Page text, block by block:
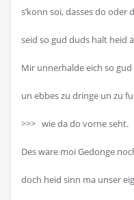
s’konn soi, dasses do oder
seid so gud duds halt heid
Mir unnerhalde eich so gud
un ebbes zu dringe un zu
>>> wie da do vorne seht.
Des ware moi Gedonge
doch heid sinn ma unser